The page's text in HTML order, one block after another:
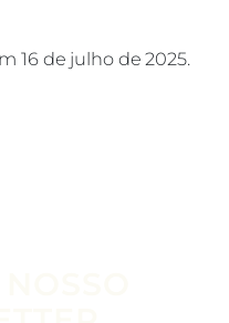
16 de julho de 2025.